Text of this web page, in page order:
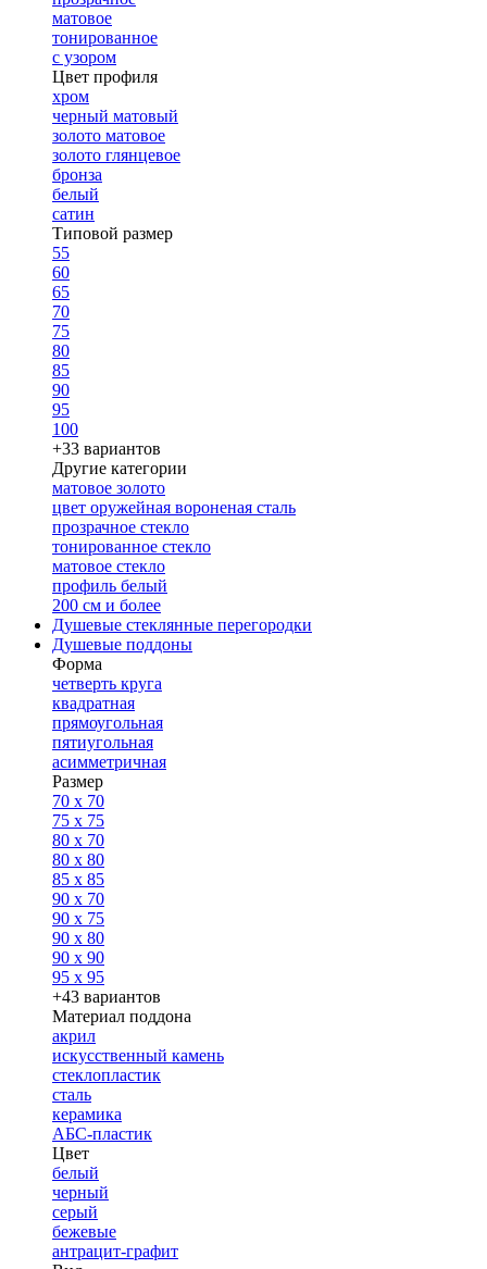
матовое
тонированное
с узором
Цвет профиля
хром
черный матовый
золото матовое
золото глянцевое
бронза
белый
сатин
Типовой размер
55
60
65
70
75
80
85
90
95
100
+33 вариантов
Другие категории
матовое золото
цвет оружейная вороненая сталь
прозрачное стекло
тонированное стекло
матовое стекло
профиль белый
200 см и более
Душевые стеклянные перегородки
Душевые поддоны
Форма
четверть круга
квадратная
прямоугольная
пятиугольная
асимметричная
Размер
70 x 70
75 x 75
80 x 70
80 x 80
85 x 85
90 x 70
90 x 75
90 x 80
90 x 90
95 x 95
+43 вариантов
Материал поддона
акрил
искусственный камень
стеклопластик
сталь
керамика
АБС-пластик
Цвет
белый
черный
серый
бежевые
антрацит-графит